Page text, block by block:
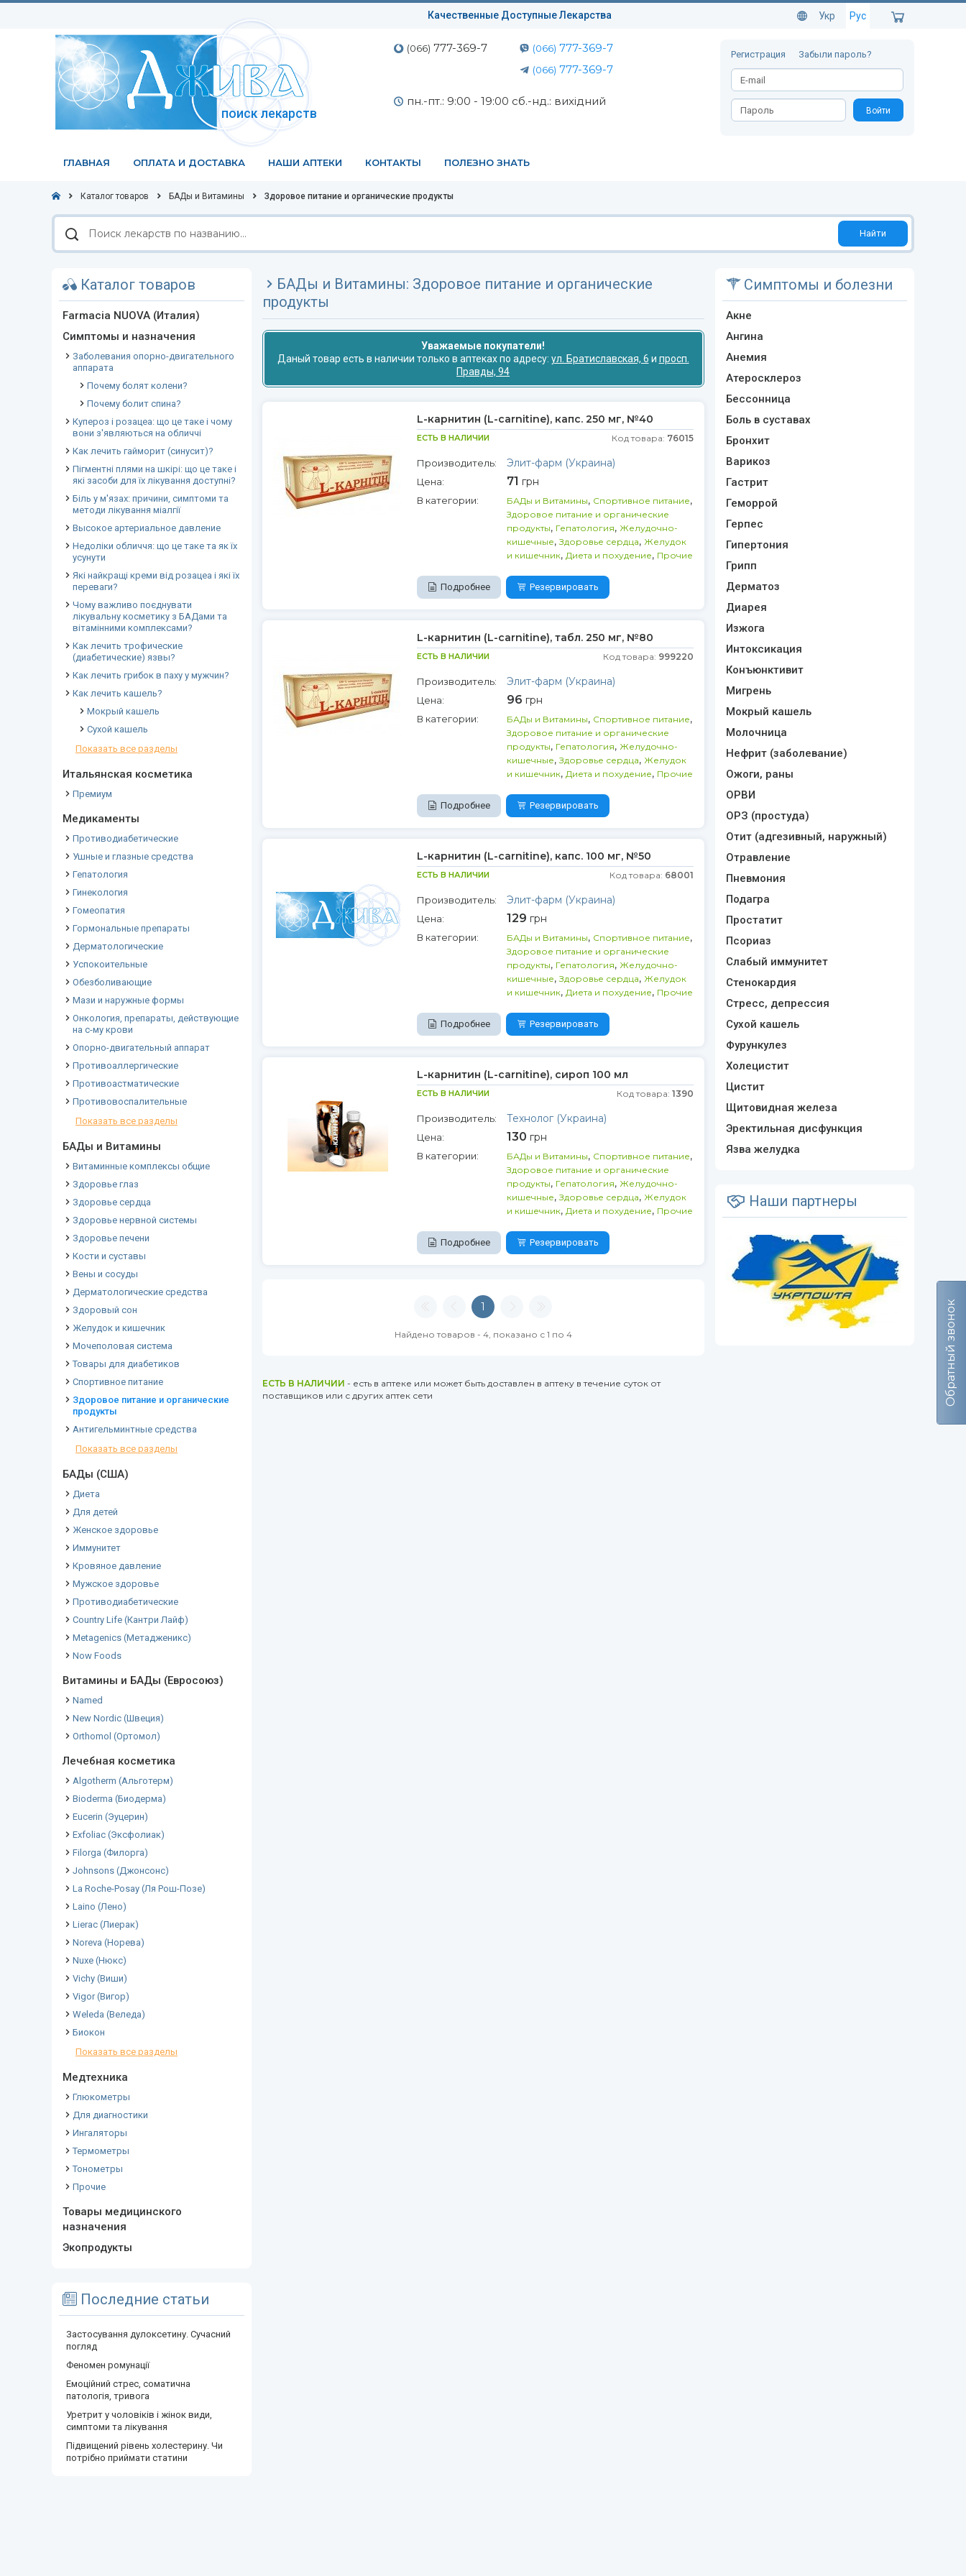
Качественные Доступные Лекарства Укр Рус
поиск лекарств
(066) 777-369-7 (066) 777-369-7
(066) 777-369-7
пн.-пт.: 9:00 - 19:00 сб.-нд.: вихідний
Регистрация Забыли пароль?
Войти
ГЛАВНАЯ ОПЛАТА И ДОСТАВКА НАШИ АПТЕКИ КОНТАКТЫ ПОЛЕЗНО ЗНАТЬ
Каталог товаров БАДы и Витамины Здоровое питание и органические продукты
Поиск
лекарств
по
Найти
Каталог товаров
Farmacia NUOVA (Италия)
Симптомы и назначения
Заболевания опорно-двигательного
аппарата
Почему болят колени?
Почему болит спина?
Купероз і розацеа: що це таке і чому
вони з'являються на обличчі
Как лечить гайморит (синусит)?
Пігментні плями на шкірі: що це таке і
які засоби для їх лікування доступні?
Біль у м'язах: причини, симптоми та
методи лікування міалгії
Высокое артериальное давление
Недоліки обличчя: що це таке та як їх
усунути
Які найкращі креми від розацеа і які їх
переваги?
Чому важливо поєднувати
лікувальну косметику з БАДами та
вітамінними комплексами?
Как лечить трофические
(диабетические) язвы?
Как лечить грибок в паху у мужчин?
Как лечить кашель?
Мокрый кашель
Сухой кашель
Показать все разделы
Итальянская косметика
Премиум
Медикаменты
Противодиабетические
Ушные и глазные средства
Гепатология
Гинекология
Гомеопатия
Гормональные препараты
Дерматологические
Успокоительные
Обезболивающие
Мази и наружные формы
Онкология, препараты, действующие
на с-му крови
Опорно-двигательный аппарат
Противоаллергические
Противоастматические
Противовоспалительные
Показать все разделы
БАДы и Витамины
Витаминные комплексы общие
Здоровье глаз
Здоровье сердца
Здоровье нервной системы
Здоровье печени
Кости и суставы
Вены и сосуды
Дерматологические средства
Здоровый сон
Желудок и кишечник
Мочеполовая система
Товары для диабетиков
Спортивное питание
Здоровое питание и органические
продукты
Антигельминтные средства
Показать все разделы
БАДы (США)
Диета
Для детей
Женское здоровье
Иммунитет
Кровяное давление
Мужское здоровье
Противодиабетические
Country Life (Кантри Лайф)
Metagenics (Метадженикс)
Now Foods
Витамины и БАДы (Евросоюз)
Named
New Nordic (Швеция)
Orthomol (Ортомол)
Лечебная косметика
Algotherm (Альготерм)
Bioderma (Биодерма)
Eucerin (Эуцерин)
Exfoliac (Эксфолиак)
Filorga (Филорга)
Johnsons (Джонсонс)
La Roche-Posay (Ля Рош-Позе)
Laino (Лено)
Lierac (Лиерак)
Noreva (Норева)
Nuxe (Нюкс)
Vichy (Виши)
Vigor (Вигор)
Weleda (Веледа)
Биокон
Показать все разделы
Медтехника
Глюкометры
Для диагностики
Ингаляторы
Термометры
Тонометры
Прочие
Товары медицинского
назначения
Экопродукты
Последние статьи
Застосування дулоксетину. Сучасний
погляд
Феномен ромунації
Емоційний стрес, соматична
патологія, тривога
Уретрит у чоловіків і жінок види,
симптоми та лікування
Підвищений рівень холестерину. Чи
потрібно приймати статини
БАДы и Витамины: Здоровое питание и органические
продукты
Уважаемые покупатели!
Даный товар есть в наличии только в аптеках по адресу: ул. Братиславская, 6 и просп.
Правды, 94
L-карнитин (L-carnitine), капс. 250 мг, №40
ЕСТЬ В НАЛИЧИИ Код товара: 76015
Производитель: Элит-фарм (Украина)
Цена: 71 грн
В категории: БАДы и Витамины, Спортивное питание,
Здоровое питание и органические
продукты, Гепатология, Желудочно-
кишечные,Здоровье сердца, Желудок
и кишечник, Диета и похудение, Прочие
Подробнее Резервировать
L-карнитин (L-carnitine), табл. 250 мг, №80
ЕСТЬ В НАЛИЧИИ Код товара: 999220
Производитель: Элит-фарм (Украина)
Цена: 96 грн
В категории: БАДы и Витамины, Спортивное питание,
Здоровое питание и органические
продукты, Гепатология, Желудочно-
кишечные,Здоровье сердца, Желудок
и кишечник, Диета и похудение, Прочие
Подробнее Резервировать
L-карнитин (L-carnitine), капс. 100 мг, №50
ЕСТЬ В НАЛИЧИИ Код товара: 68001
Производитель: Элит-фарм (Украина)
Цена: 129 грн
В категории: БАДы и Витамины, Спортивное питание,
Здоровое питание и органические
продукты, Гепатология, Желудочно-
кишечные,Здоровье сердца, Желудок
и кишечник, Диета и похудение, Прочие
Подробнее Резервировать
L-карнитин (L-carnitine), сироп 100 мл
ЕСТЬ В НАЛИЧИИ Код товара: 1390
Производитель: Технолог (Украина)
Цена: 130 грн
В категории: БАДы и Витамины, Спортивное питание,
Здоровое питание и органические
продукты, Гепатология, Желудочно-
кишечные,Здоровье сердца, Желудок
и кишечник, Диета и похудение, Прочие
Подробнее Резервировать
1
Найдено товаров - 4, показано с 1 по 4
ЕСТЬ В НАЛИЧИИ - есть в аптеке или может быть доставлен в аптеку в течение суток от
поставщиков или с других аптек сети
Симптомы и болезни
Акне
Ангина
Анемия
Атеросклероз
Бессонница
Боль в суставах
Бронхит
Варикоз
Гастрит
Геморрой
Герпес
Гипертония
Грипп
Дерматоз
Диарея
Изжога
Интоксикация
Конъюнктивит
Мигрень
Мокрый кашель
Молочница
Нефрит (заболевание)
Ожоги, раны
ОРВИ
ОРЗ (простуда)
Отит (адгезивный, наружный)
Отравление
Пневмония
Подагра
Простатит
Псориаз
Слабый иммунитет
Стенокардия
Стресс, депрессия
Сухой кашель
Фурункулез
Холецистит
Цистит
Щитовидная железа
Эректильная дисфункция
Язва желудка
Наши партнеры
Обратный звонок